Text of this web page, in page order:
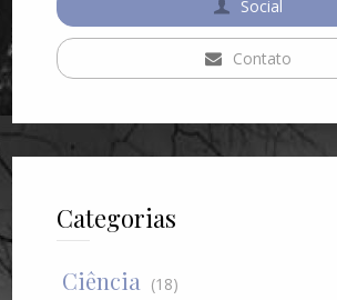
Social
Contato
Categorias
Ciência (18)